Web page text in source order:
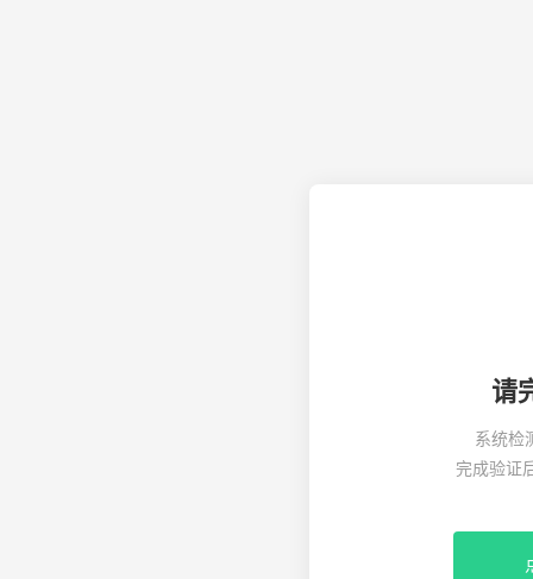
请
系统检
完成验证